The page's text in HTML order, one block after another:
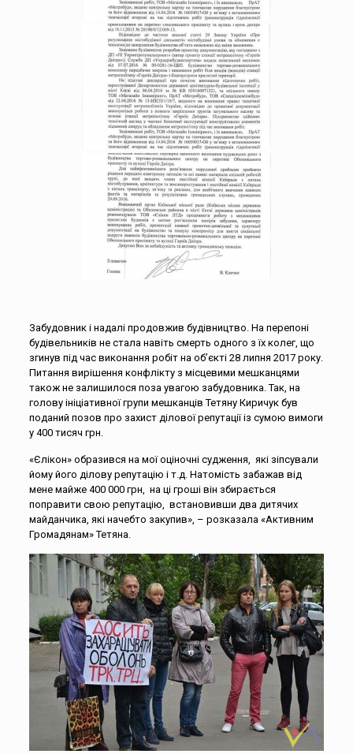
Забудовник і надалі продовжив будівництво. На перепоні
будівельників не стала навіть смерть одного з їх колег, що
згинув під час виконання робіт на об’єкті 28 липня 2017 року.
Питання вирішення конфлікту з місцевими мешканцями
також не залишилося поза увагою забудовника. Так, на
голову ініціативної групи мешканців Тетяну Киричук був
поданий позов про захист ділової репутації із сумою вимоги
у 400 тисяч грн.
«Єлікон» образився на мої оціночні судження, які зіпсували
йому його ділову репутацію і т.д. Натомість забажав від
мене майже 400 000 грн, на ці гроші він збирається
поправити свою репутацію, встановивши два дитячих
майданчика, які начебто закупив», – розказала «Активним
Громадянам» Тетяна.